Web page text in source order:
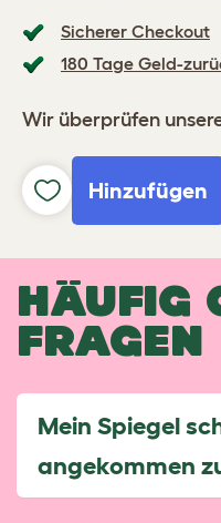
Sicherer Checkout
180 Tage Geld-
Wir überprüfen
Hinzufügen
HÄUFIG
FRAGEN
Mein Spiegel
angekommen